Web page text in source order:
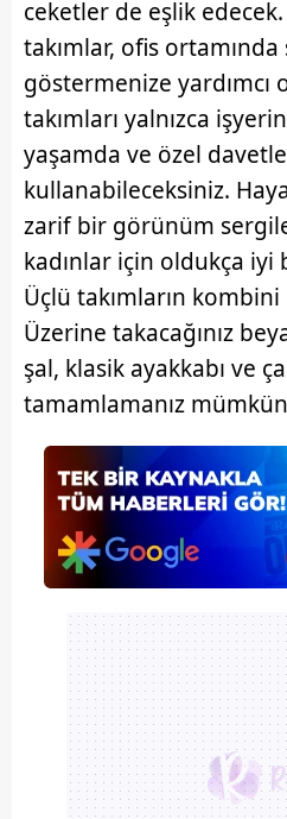
ceketler de eşlik
takımlar, ofis ortamında
göstermenize yardımcı
takımları yalnızca
yaşamda ve özel
kullanabileceksiniz.
zarif bir görünüm
kadınlar için oldukça iyi
Üçlü takımların
Üzerine takacağınız
şal, klasik ayakkabı ve
tamamlamanız